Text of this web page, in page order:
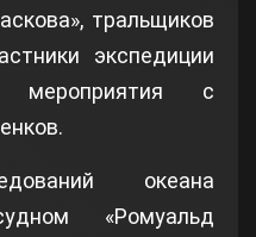
тральщиков
экспедиции
мероприятия с
океана
«Ромуальд